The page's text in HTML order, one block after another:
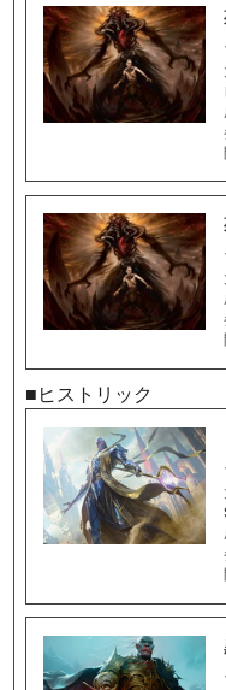
■ヒストリック